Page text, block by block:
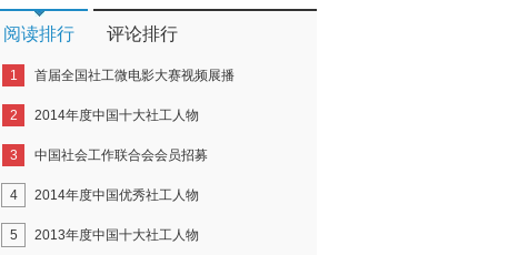
阅读排行 评论排行
1 首届全国社工微电影大赛视频展播
2 2014年度中国十大社工人物
3 中国社会工作联合会会员招募
4 2014年度中国优秀社工人物
5 2013年度中国十大社工人物